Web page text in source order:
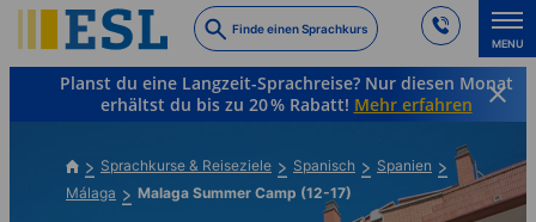
to
main
content
Finde einen Sprachkurs
MENU
Planst du eine Langzeit-Sprachreise? Nur diesen Monat
erhältst du bis zu 20 % Rabatt! Mehr erfahren
Sprachkurse & Reiseziele Spanisch
Spanien
Málaga
Malaga Summer Camp (12-17)